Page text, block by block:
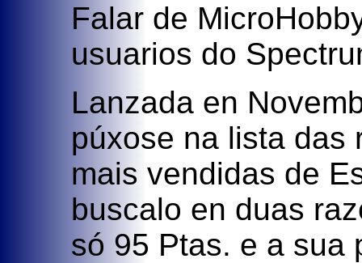
Falar de
usuarios do
Lanzada en
púxose na lista das
mais vendidas de
buscalo en duas
só 95 Ptas. e a sua